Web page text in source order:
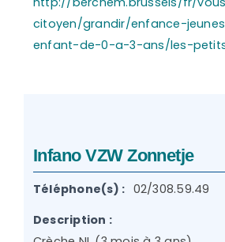
citoyen/grandir/enfance-
enfant-de-0-a-3-ans/les-
Infano VZW Zonnetje
Téléphone(s) : 02/308.59.49
Description :